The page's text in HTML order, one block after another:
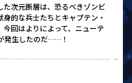
次元断層は、恐るべきゾンビ
的な兵士たちとキャプテン・
回はよりによって、ニューテ
発生したのだ……！